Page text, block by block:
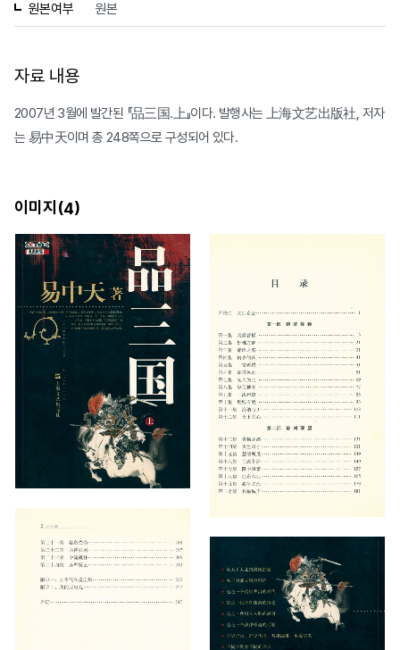
원본여부 원본
자료 내용
2007년 3월에 발간된 『品三国.上』이다. 발행사는 上海文艺出版社, 저자
는 易中天이며 총 248쪽으로 구성되어 있다.
이미지(4)